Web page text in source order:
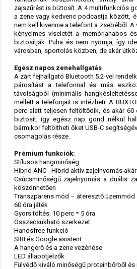
zajszűrést is biztosít. A 4 multifunkciós
a zene vagy kedvenc podcastja között,
nem kell kivennie a telefont a zsebéből.
kényelmes viseletét a memóriahabos
biztosítják. Puha és nem nyomja, így
városban, sportolás közben, de akár
Egész napos zenehallgatás
A zárt fejhallgató Bluetooth 5.2-vel
párosítást a telefonnal és más
távolságból (minimális
mellett a telefonjait is intézheti. A
perc alatt teljesen feltöltődik, és akár 60
biztosít, így egész nap gond nélkül
bármikor feltöltheti őket USB-C
csomagolás része.
Prémium funkciók:
Stílusos hangminőség
Hibrid ANC - Hibrid aktív zajelnyomás
Csúcsminőségű zajelnyomás a duális
köszönhetően
Transzparens mód – áteresztő üzemmód
60 óra játék
Gyors töltés: 10 perc = 5 óra
Összecsukható szerkezet
Handsfree funkció
SIRI és Google asistent
A hangerő és a zene vezérlése
LED állapotjelzők
Fülvédő kiváló minőségű proteinbőrből